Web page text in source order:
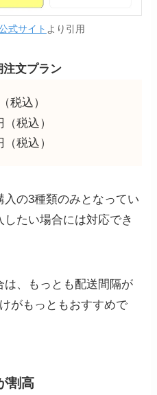
式サイト より引用
注文プラン
税込）
税込）
税込）
入の3種類のみとなってい
たい場合には対応でき
、もっとも配送間隔が
がもっともおすすめで
割高